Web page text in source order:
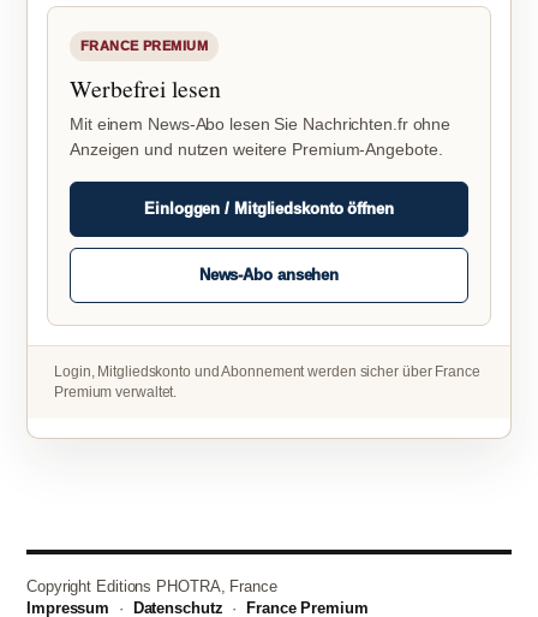
FRANCE PREMIUM
Werbefrei lesen
Mit einem News-Abo lesen Sie Nachrichten.fr ohne
Anzeigen und nutzen weitere Premium-Angebote.
Einloggen / Mitgliedskonto öffnen
News-Abo ansehen
Login, Mitgliedskonto und Abonnement werden sicher über France
Premium verwaltet.
Copyright Editions PHOTRA, France
Impressum · Datenschutz ·France Premium